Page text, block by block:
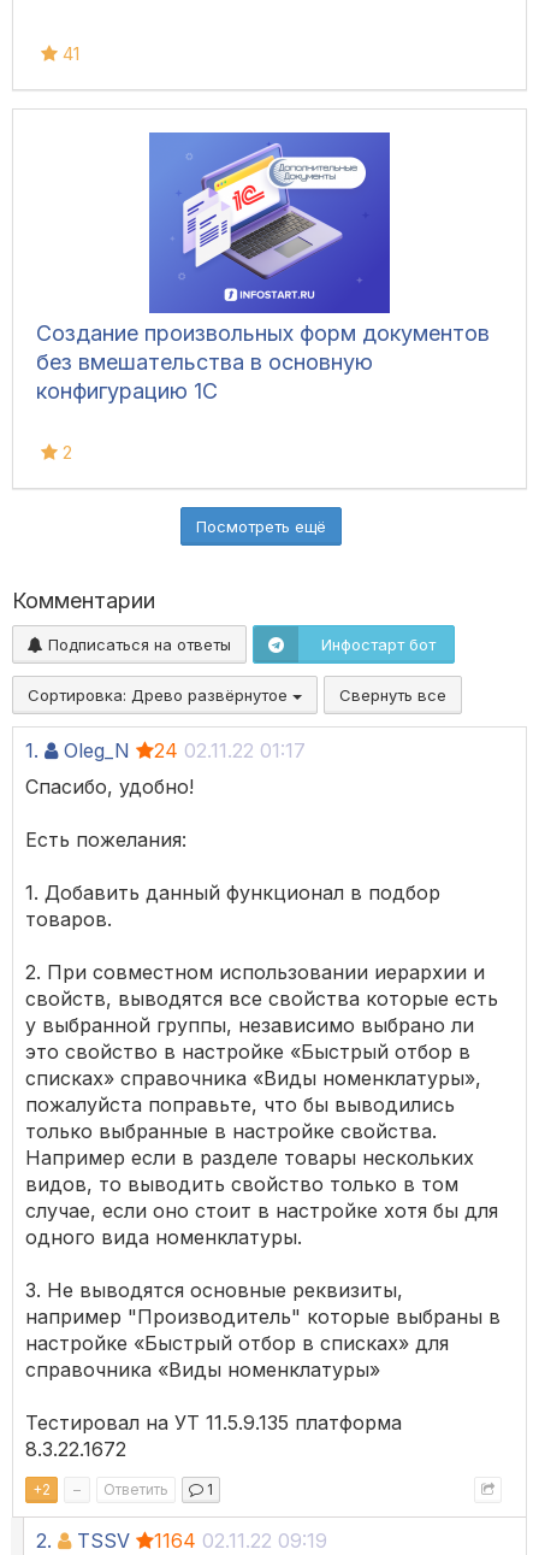
41
Создание произвольных форм документов
без вмешательства в основную
конфигурацию 1С
2
Посмотреть ещё
Комментарии
Подписаться на ответы Инфостарт бот
Сортировка: Древо развёрнутое Свернуть все
1. Oleg_N 24 02.11.22 01:17
Спасибо, удобно!
Есть пожелания:
1. Добавить данный функционал в подбор
товаров.
2. При совместном использовании иерархии и
свойств, выводятся все свойства которые есть
у выбранной группы, независимо выбрано ли
это свойство в настройке «Быстрый отбор в
списках» справочника «Виды номенклатуры»,
пожалуйста поправьте, что бы выводились
только выбранные в настройке свойства.
Например если в разделе товары нескольких
видов, то выводить свойство только в том
случае, если оно стоит в настройке хотя бы для
одного вида номенклатуры.
3. Не выводятся основные реквизиты,
например "Производитель" которые выбраны в
настройке «Быстрый отбор в списках» для
справочника «Виды номенклатуры»
Тестировал на УТ 11.5.9.135 платформа
8.3.22.1672
+2 – Ответить 1
2. TSSV 1164 02.11.22 09:19